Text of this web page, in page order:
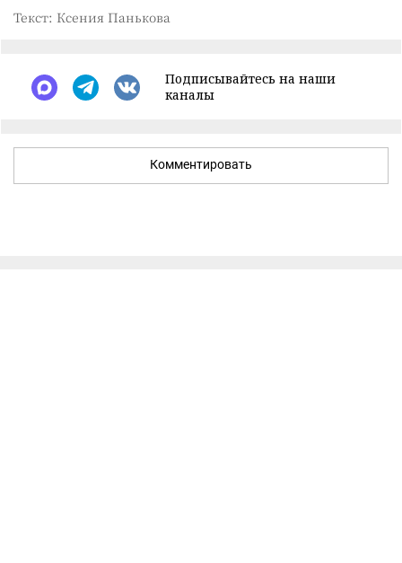
Текст: Ксения Панькова
Подписывайтесь на наши
каналы
Комментировать